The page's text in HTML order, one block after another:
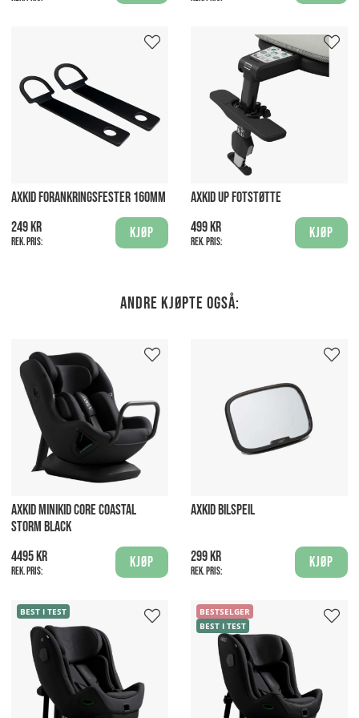
AXKID FORANKRINGSFESTER 160MM
249 kr
Rek. pris:
Kjøp
AXKID UP FOTSTØTTE
499 kr
Rek. pris:
Kjøp
Andre kjøpte også:
AXKID MINIKID CORE COASTAL
STORM BLACK
4495 kr
Rek. pris:
Kjøp
AXKID BILSPEIL
299 kr
Rek. pris:
Kjøp
BEST I TEST
BESTSELGER
BEST I TEST